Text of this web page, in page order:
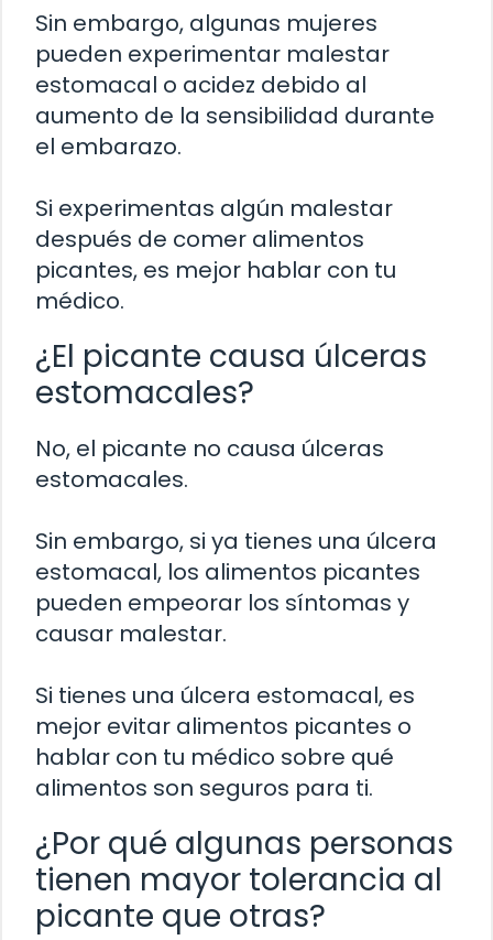
Sin embargo, algunas mujeres
pueden experimentar malestar
estomacal o acidez debido al
aumento de la sensibilidad durante
el embarazo.
Si experimentas algún malestar
después de comer alimentos
picantes, es mejor hablar con tu
médico.
¿El picante causa úlceras
estomacales?
No, el picante no causa úlceras
estomacales.
Sin embargo, si ya tienes una úlcera
estomacal, los alimentos picantes
pueden empeorar los síntomas y
causar malestar.
Si tienes una úlcera estomacal, es
mejor evitar alimentos picantes o
hablar con tu médico sobre qué
alimentos son seguros para ti.
¿Por qué algunas personas
tienen mayor tolerancia al
picante que otras?